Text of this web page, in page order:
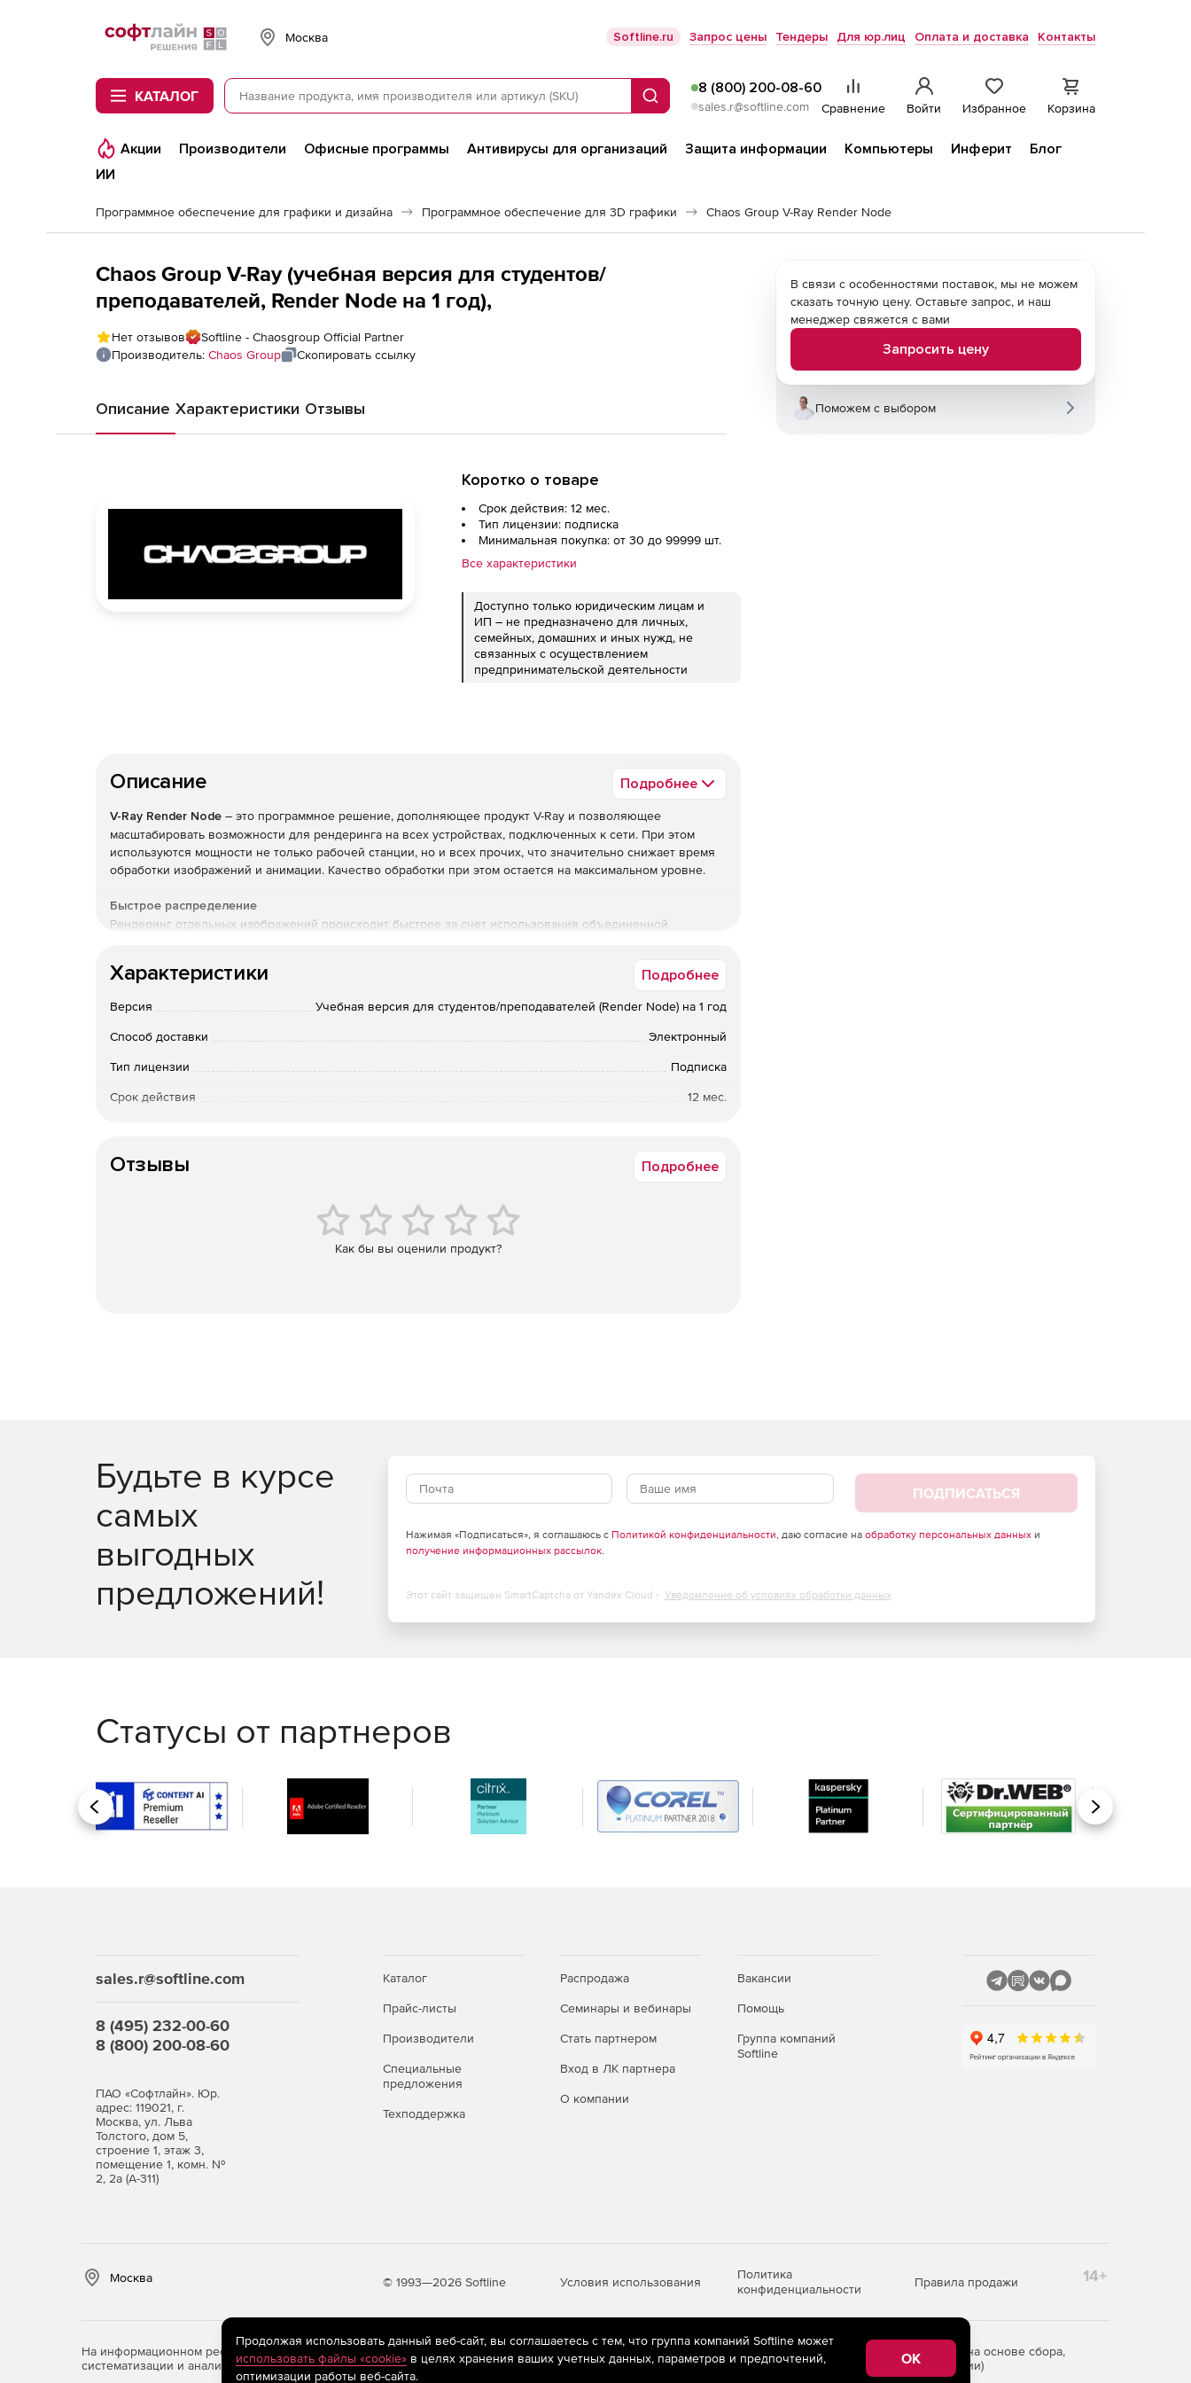
Softline
Москва Softline.ru Запрос цены Тендеры Для юр.лиц Оплата и доставка Контакты
КАТАЛОГ Поиск
8 (800) 200-08-60
sales.r@softline.com Сравнение Войти Избранное Корзина
Акции Производители Офисные программы Антивирусы для организаций Защита информации Компьютеры Инферит
Блог
ИИ
Программное обеспечение для графики и дизайна Программное обеспечение для 3D графики Chaos Group V-Ray Render Node
Chaos Group V-Ray (учебная версия для студентов/
преподавателей, Render Node на 1 год),
Нет отзывов
Softline - Chaosgroup Official Partner
Производитель: Chaos Group Скопировать ссылку
Описание Характеристики Отзывы
Коротко о товаре
Срок действия: 12 мес.
Тип лицензии: подписка
Минимальная покупка: от 30 до 99999 шт.
Все характеристики
Доступно только юридическим лицам и
ИП – не предназначено для личных,
семейных, домашних и иных нужд, не
связанных с осуществлением
предпринимательской деятельности
Описание Подробнее
V-Ray Render Node – это программное решение, дополняющее продукт V-Ray и позволяющее
масштабировать возможности для рендеринга на всех устройствах, подключенных к сети. При этом
используются мощности не только рабочей станции, но и всех прочих, что значительно снижает время
обработки изображений и анимации. Качество обработки при этом остается на максимальном уровне.
Быстрое распределение
Рендеринг отдельных изображений происходит быстрее за счет использования объединенной
Гибкий сетевой рендеринг
Легое управление
Backburner.
Эффективность
Характеристики Подробнее
Версия Учебная версия для студентов/преподавателей (Render Node) на 1 год
Способ доставки Электронный
Тип лицензии Подписка
Срок действия 12 мес.
Отзывы Подробнее
Как бы вы оценили продукт?
В связи с особенностями поставок, мы не можем
сказать точную цену. Оставьте запрос, и наш
менеджер свяжется с вами
Запросить цену
Поможем с выбором
Будьте в курсе
самых
выгодных
предложений!
ПОДПИСАТЬСЯ
Нажимая «Подписаться», я соглашаюсь с Политикой конфиденциальности, даю согласие на обработку персональных данныхи
получение информационных рассылок.
Этот сайт защищен SmartCaptcha от Yandex Cloud - Уведомление об условиях обработки данных
Статусы от партнеров
Назад Вперед
sales.r@softline.com
8 (495) 232-00-60
8 (800) 200-08-60
ПАО «Софтлайн». Юр.
адрес: 119021, г.
Москва, ул. Льва
Толстого, дом 5,
строение 1, этаж 3,
помещение 1, комн. №
2, 2а (А-311)
Каталог
Прайс-листы
Производители
Специальные
предложения
Техподдержка
Распродажа
Семинары и вебинары
Стать партнером
Вход в ЛК партнера
О компании
Вакансии
Помощь
Группа компаний
Softline
Москва © 1993—2026 Softline Условия использования
Политика
конфиденциальности
Правила продажи 14+
На информационном ресурсе store.softline.ru применяются рекомендательные технологии
(информационные технологии предоставления информации на основе сбора,
систематизации и анализа сведений, относящихся к предпочтениям пользователей сети «Интернет», находящихся на территории Российской Федерации)
Продолжая использовать данный веб-сайт, вы соглашаетесь с тем, что группа компаний Softline может
использовать файлы «cookie»в целях хранения ваших учетных данных, параметров и предпочтений,
оптимизации работы веб-сайта.
OK